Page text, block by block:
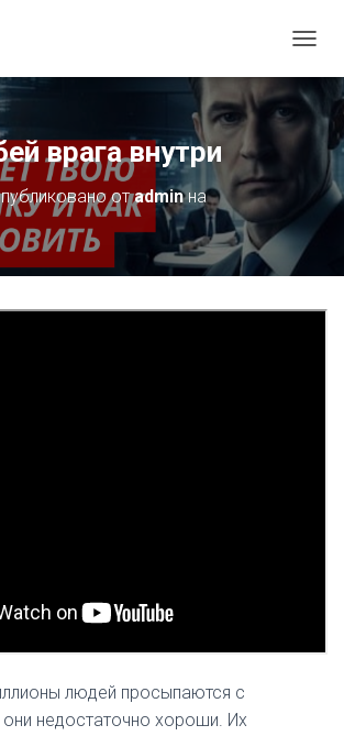
врага внутри
отadminна
людей просыпаются с
недостаточно хороши. Их